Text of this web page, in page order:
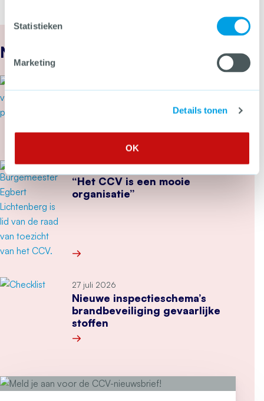
Statistieken
Marketing
Details tonen
OK
Nieuws
dwingt tot een ongemakkelijke
Meer over Secondant: geweld op Pride
30 juli 2026
“Het CCV is een mooie
organisatie”
27 juli 2026
Nieuwe inspectieschema’s
brandbeveiliging gevaarlijke
stoffen